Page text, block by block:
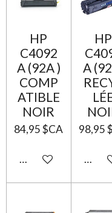
HP
C4092
A (92A )
COMP
ATIBLE
NOIR
84,95 $CA
Ajouter au panier
HP
A
98,95